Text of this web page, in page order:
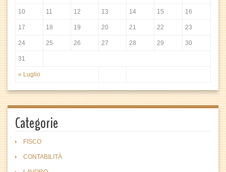
« Luglio
10 11 12 13 14 15 16
17 18 19 20 21 22 23
24 25 26 27 28 29 30
31
Categorie
FISCO
CONTABILITÀ